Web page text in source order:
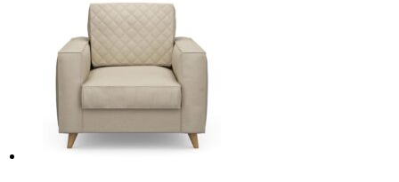
har
flere
varianter.
Mulighederne
kan
vælges
på
varesiden